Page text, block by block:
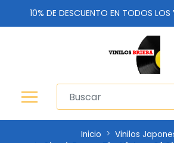
10% DE DESCUENTO EN TODOS LOS
Inicio
Vinilos